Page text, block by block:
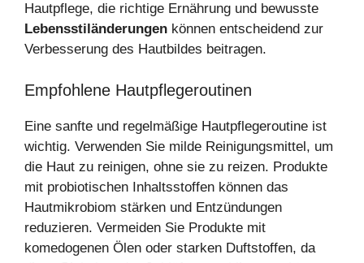
Hautpflege, die richtige Ernährung und bewusste
Lebensstiländerungen können entscheidend zur
Verbesserung des Hautbildes beitragen.
Empfohlene Hautpflegeroutinen
Eine sanfte und regelmäßige Hautpflegeroutine ist
wichtig. Verwenden Sie milde Reinigungsmittel, um
die Haut zu reinigen, ohne sie zu reizen. Produkte
mit probiotischen Inhaltsstoffen können das
Hautmikrobiom stärken und Entzündungen
reduzieren. Vermeiden Sie Produkte mit
komedogenen Ölen oder starken Duftstoffen, da